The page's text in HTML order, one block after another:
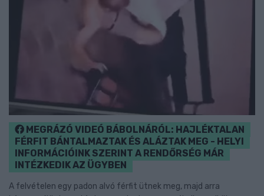
MEGRÁZÓ VIDEÓ BÁBOLNÁRÓL: HAJLÉKTALAN
FÉRFIT BÁNTALMAZTAK ÉS ALÁZTAK MEG - HELYI
INFORMÁCIÓINK SZERINT A RENDŐRSÉG MÁR
INTÉZKEDIK AZ ÜGYBEN
A felvételen egy padon alvó férfit ütnek meg, majd arra